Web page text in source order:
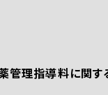
管理指導料に関す